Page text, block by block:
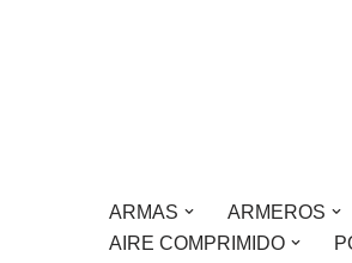
ARMAS ARMEROS
AIRE COMPRIMIDO